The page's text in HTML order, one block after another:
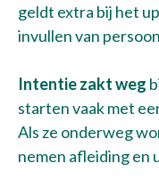
geldt extra bij het
invullen van
Intentie zakt weg
starten vaak met
Als ze onderweg
nemen afleiding en